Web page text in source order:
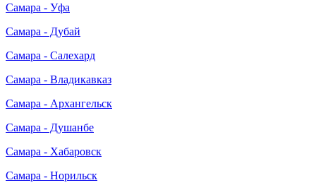
Самара - Уфа
Самара - Дубай
Самара - Салехард
Самара - Владикавказ
Самара - Архангельск
Самара - Душанбе
Самара - Хабаровск
Самара - Норильск